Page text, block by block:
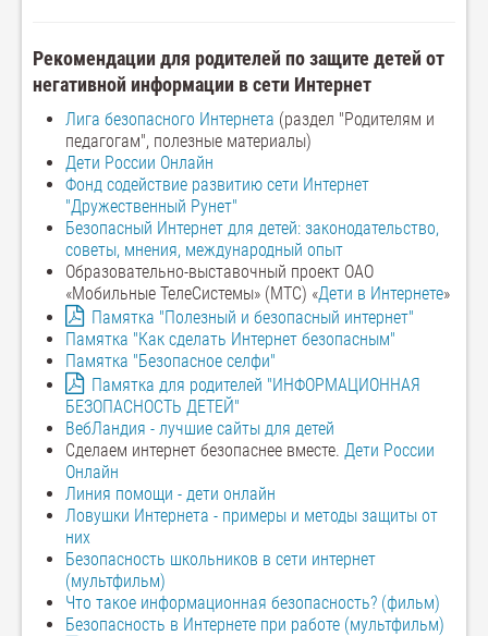
Рекомендации для родителей по защите детей от
негативной информации в сети Интернет
Лига безопасного Интернета (раздел "Родителям и
педагогам", полезные материалы)
Дети России Онлайн
Фонд содействие развитию сети Интернет
"Дружественный Рунет"
Безопасный Интернет для детей: законодательство,
советы, мнения, международный опыт
Образовательно-выставочный проект ОАО
«Мобильные ТелеСистемы» (МТС) «Дети в Интернете»
Памятка "Полезный и безопасный интернет"
Памятка "Как сделать Интернет безопасным"
Памятка "Безопасное селфи"
Памятка для родителей "ИНФОРМАЦИОННАЯ
БЕЗОПАСНОСТЬ ДЕТЕЙ"
ВебЛандия - лучшие сайты для детей
Сделаем интернет безопаснее вместе. Дети России
Онлайн
Линия помощи - дети онлайн
Ловушки Интернета - примеры и методы защиты от
них
Безопасность школьников в сети интернет
(мультфильм)
Что такое информационная безопасность? (фильм)
Безопасность в Интернете при работе (мультфильм)